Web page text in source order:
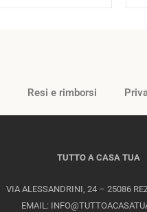
Resi e rimborsi
TUTTO A CASA TUA
VIA ALESSANDRINI, 24 – 25086
EMAIL: